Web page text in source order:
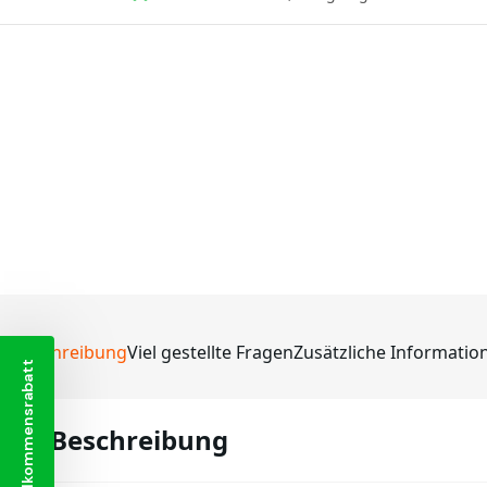
BeschreibungViel gestellte FragenZusätzliche
Beschreibung
Willkommensrabatt